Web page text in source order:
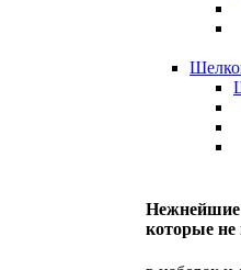
Нежнейшие
которые не